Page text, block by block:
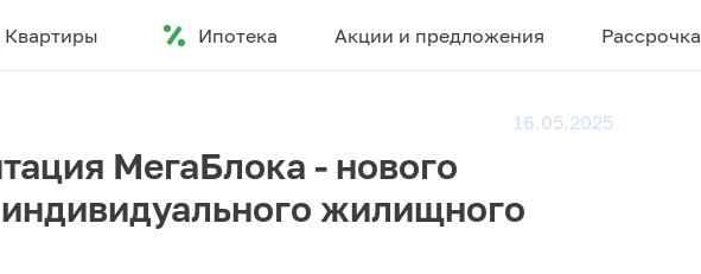
Квартиры Ипотека Акции и предложения Рассрочка
16.05.2025
МегаБлока - нового
жилищного